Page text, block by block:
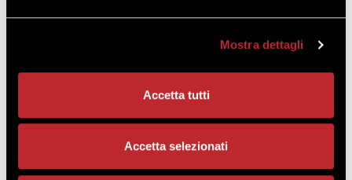
Mostra dettagli
Accetta tutti
Accetta selezionati
Per dubbi o informazioni rivolgiti a
Ufficio Formazione Confartigianato Imprese
Bergamo - Responsabile Gabriella Fasulo -